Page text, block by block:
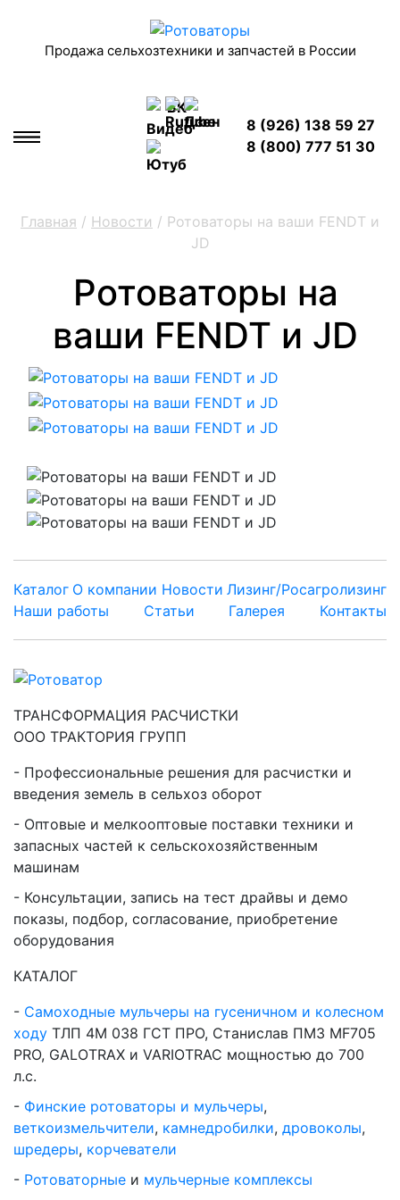
Продажа сельхозтехники и запчастей в России
8 (926) 138 59 27
8 (800) 777 51 30
Главная / Новости / Ротоваторы на ваши FENDT и
JD
Ротоваторы на
ваши FENDT и JD
Каталог О компании Новости Лизинг/Росагролизинг
Наши работы
Статьи Галерея Контакты
ТРАНСФОРМАЦИЯ РАСЧИСТКИ
ООО ТРАКТОРИЯ ГРУПП
Профессиональные решения для расчистки и
введения земель в сельхоз оборот
Оптовые и мелкооптовые поставки техники и
запасных частей к сельскохозяйственным
машинам
Консультации, запись на тест драйвы и демо
показы, подбор, согласование, приобретение
оборудования
КАТАЛОГ
Самоходные мульчеры на гусеничном и колесном
ходу ТЛП 4М 038 ГСТ ПРО, Станислав ПМЗ MF705
PRO, GALOTRAX и VARIOTRAC мощностью до 700
л.с.
Финские ротоваторы и мульчеры,
веткоизмельчители, камнедробилки, дровоколы,
шредеры, корчеватели
Ротоваторные и мульчерные комплексы